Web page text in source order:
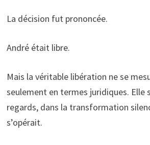
La décision fut prononcée.
André était libre.
Mais la véritable libération ne se
seulement en termes juridiques. Elle
regards, dans la transformation
s’opérait.